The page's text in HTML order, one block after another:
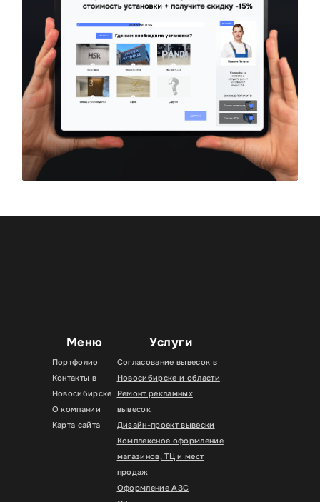
Меню
Портфолио
Контакты в
Новосибирске
О компании
Карта сайта
Услуги
Согласование вывесок в
Новосибирске и области
Ремонт рекламных
вывесок
Дизайн-проект вывески
Комплексное оформление
магазинов, ТЦ и мест
продаж
Оформление АЗС